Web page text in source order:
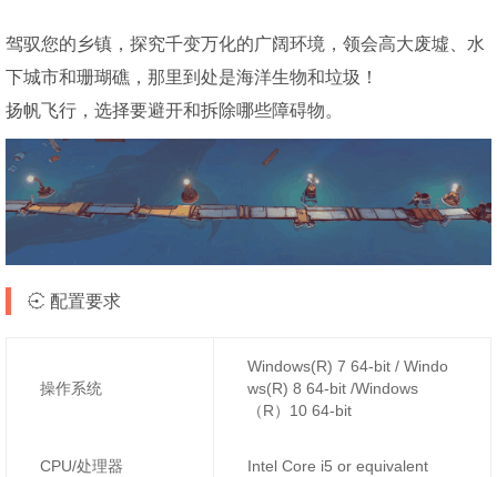
驾驭您的乡镇，探究千变万化的广阔环境，领会高大废墟、水
下城市和珊瑚礁，那里到处是海洋生物和垃圾！
扬帆飞行，选择要避开和拆除哪些障碍物。
配置要求
操作系统
Windows(R) 7 64-bit / Windo
ws(R) 8 64-bit /Windows
（R）10 64-bit
CPU/处理器 Intel Core i5 or equivalent